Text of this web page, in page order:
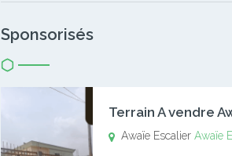
Sponsorisés
Awaïe EscalierAwaïe